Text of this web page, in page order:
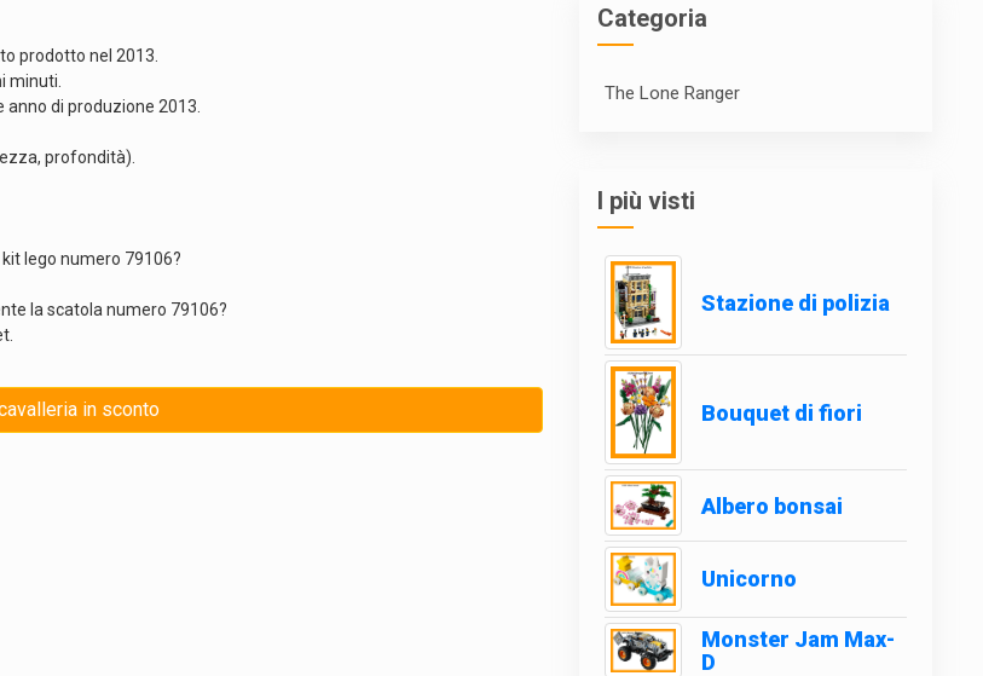
prodotto nel 2013.
minuti.
anno di produzione 2013.
profondità).
lego numero 79106?
la scatola numero 79106?
in sconto
Categoria
The Lone Ranger
I più visti
Stazione di polizia
Bouquet di fiori
Albero bonsai
Unicorno
Monster Jam Max-
D